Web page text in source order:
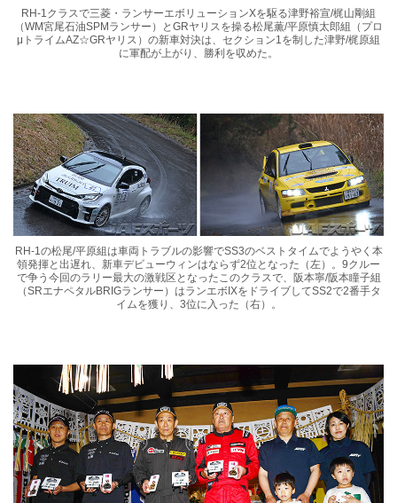
RH-1クラスで三菱・ランサーエボリューションXを駆る津野裕宣/梶山剛組
（WM宮尾石油SPMランサー）とGRヤリスを操る松尾薫/平原慎太郎組（プロ
μトライムAZ☆GRヤリス）の新車対決は、セクション1を制した津野/梶原組
に軍配が上がり、勝利を収めた。
RH-1の松尾/平原組は車両トラブルの影響でSS3のベストタイムでようやく本
領発揮と出遅れ、新車デビューウィンはならず2位となった（左）。9クルー
で争う今回のラリー最大の激戦区となったこのクラスで、阪本寧/阪本瞳子組
（SRエナペタルBRIGランサー）はランエボIXをドライブしてSS2で2番手タ
イムを獲り、3位に入った（右）。